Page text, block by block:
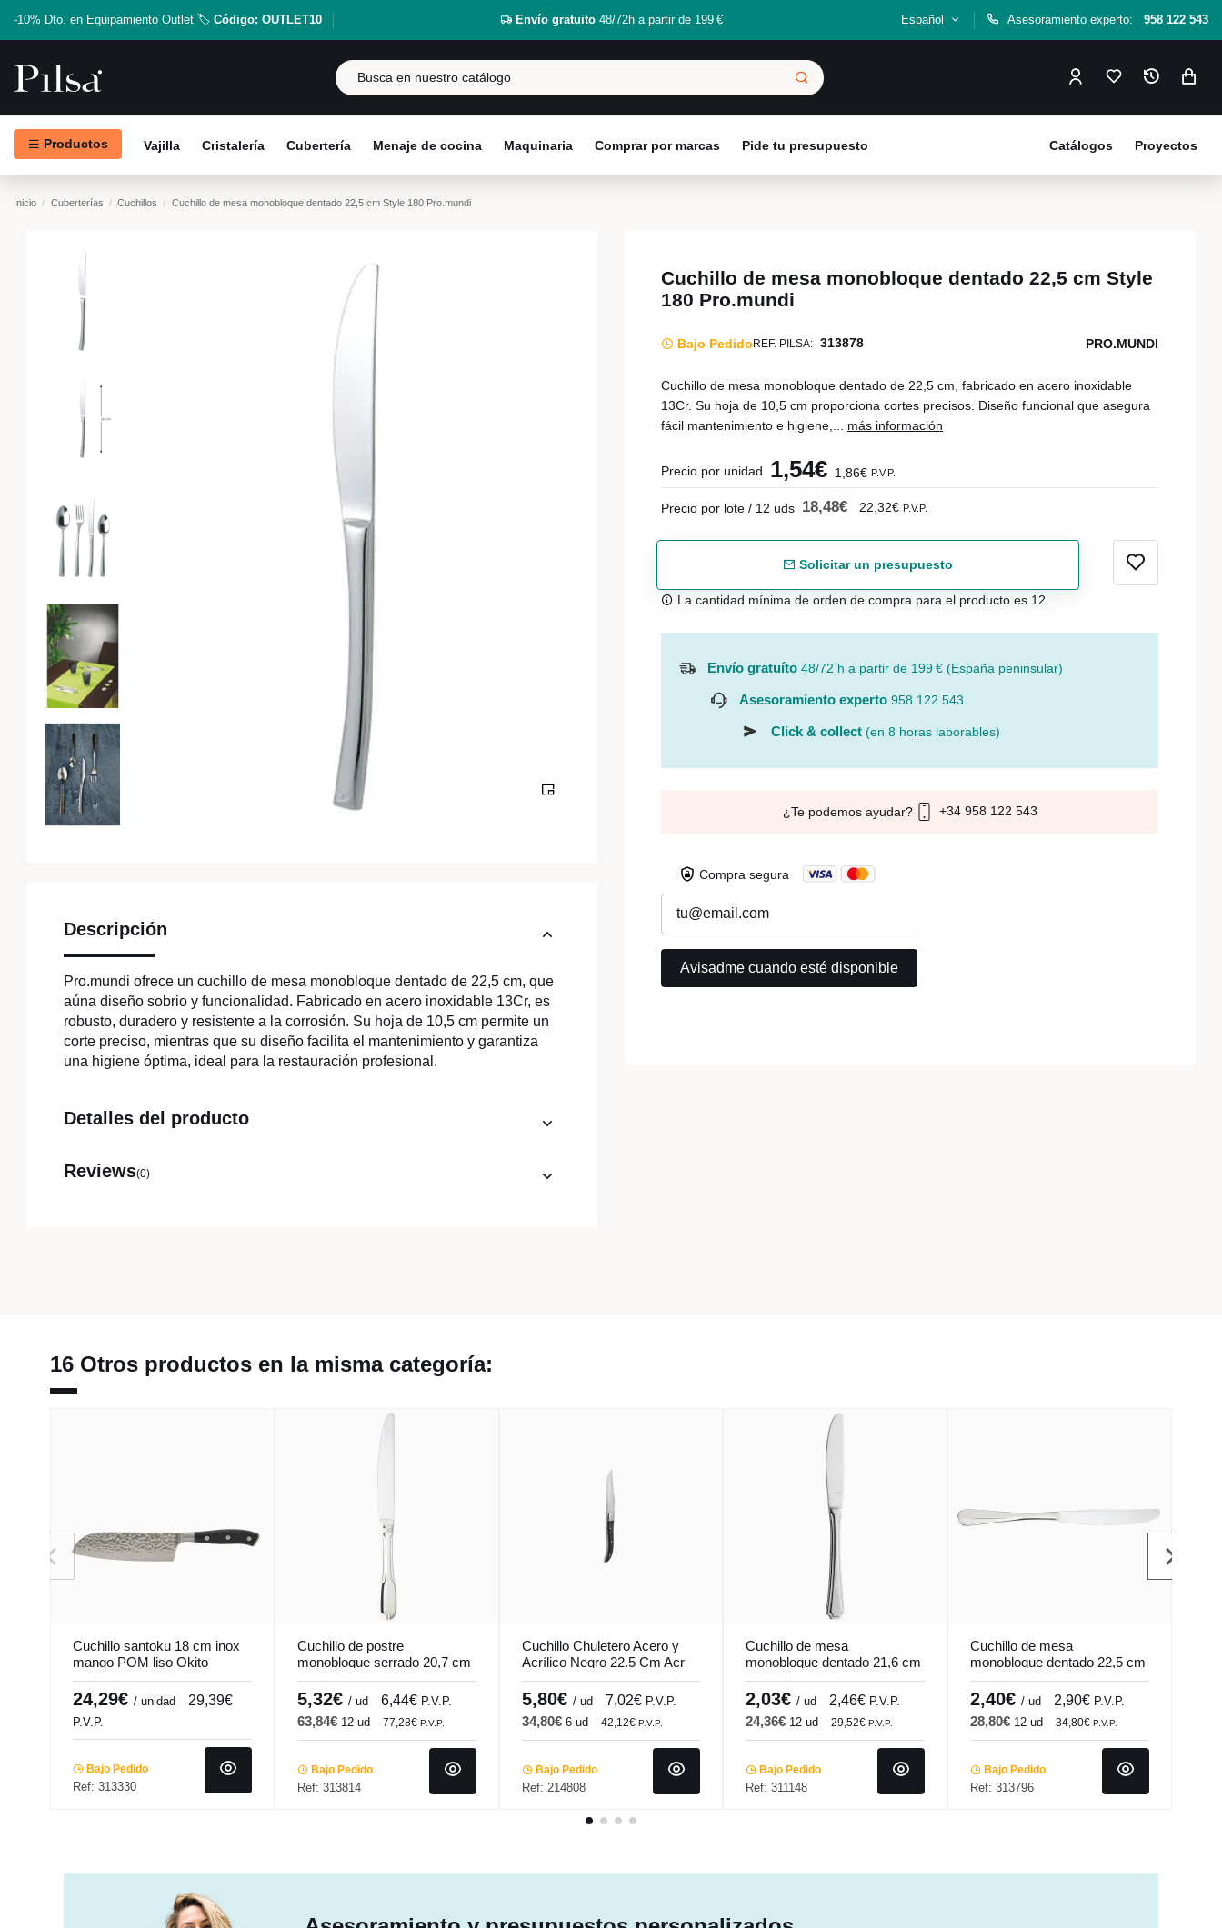
-10% Dto. en Equipamiento Outlet 🏷️ Código: OUTLET10 Envío gratuito48/72h a partir de 199 € Español Asesoramiento experto: 958 122 543
Productos Vajilla Cristalería Cubertería Menaje de cocina Maquinaria Comprar por marcas Pide tu presupuesto Proyectos
Catálogos
Inicio Cuberterías Cuchillos Cuchillo de mesa monobloque dentado 22,5 cm Style 180 Pro.mundi
Descripción
Pro.mundi ofrece un cuchillo de mesa monobloque dentado de 22,5 cm, que
aúna diseño sobrio y funcionalidad. Fabricado en acero inoxidable 13Cr, es
robusto, duradero y resistente a la corrosión. Su hoja de 10,5 cm permite un
corte preciso, mientras que su diseño facilita el mantenimiento y garantiza
una higiene óptima, ideal para la restauración profesional.
Detalles del producto
Reviews(0)
Cuchillo de mesa monobloque dentado 22,5 cm Style
180 Pro.mundi
Bajo Pedido REF. PILSA: 313878 PRO.MUNDI
Cuchillo de mesa monobloque dentado de 22,5 cm, fabricado en acero inoxidable
13Cr. Su hoja de 10,5 cm proporciona cortes precisos. Diseño funcional que asegura
fácil mantenimiento e higiene,... más información
Precio por unidad 1,54€ 1,86€ P.V.P.
Precio por lote / 12 uds 18,48€ 22,32€ P.V.P.
Solicitar un presupuesto
La cantidad mínima de orden de compra para el producto es 12.
Envío gratuíto 48/72 h a partir de 199 € (España peninsular)
Asesoramiento experto 958 122 543
Click & collect (en 8 horas laborables)
¿Te podemos ayudar? +34 958 122 543
Compra segura
16 Otros productos en la misma categoría:
Cuchillo santoku 18 cm inox
mango POM liso Okito
Pro.cooker
24,29€ / unidad 29,39€
P.V.P.
Bajo Pedido
Ref: 313330
Cuchillo de postre
monobloque serrado 20,7 cm
Vieux Paris Pm Pro.mundi
5,32€ / ud 6,44€ P.V.P.
63,84€ 12 ud 77,28€ P.V.P.
Bajo Pedido
Ref: 313814
Cuchillo Chuletero Acero y
Acrílico Negro 22.5 Cm Acr
Comas
5,80€ / ud 7,02€ P.V.P.
34,80€ 6 ud 42,12€ P.V.P.
Bajo Pedido
Ref: 214808
Cuchillo de mesa
monobloque dentado 21,6 cm
Octave Pro.mundi
2,03€/ ud 2,46€ P.V.P.
24,36€ 12 ud 29,52€P.V.P.
Bajo Pedido
Ref: 311148
Cuchillo de mesa
monobloque dentado 22,5 cm
Baguette Pm Pro.mundi
2,40€/ ud 2,90€ P.V.P.
28,80€ 12 ud 34,80€P.V.P.
Bajo Pedido
Ref: 313796